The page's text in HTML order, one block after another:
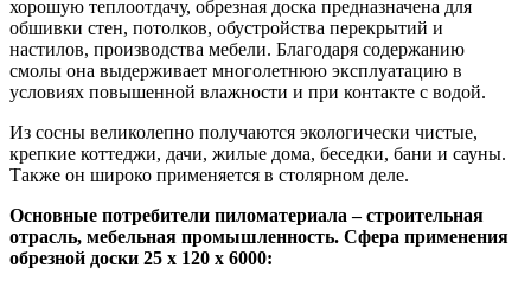
хорошую теплоотдачу, обрезная доска предназначена для
обшивки стен, потолков, обустройства перекрытий и
настилов, производства мебели. Благодаря содержанию
смолы она выдерживает многолетнюю эксплуатацию в
условиях повышенной влажности и при контакте с водой.
Из сосны великолепно получаются экологически чистые,
крепкие коттеджи, дачи, жилые дома, беседки, бани и сауны.
Также он широко применяется в столярном деле.
Основные потребители пиломатериала – строительная
отрасль, мебельная промышленность. Сфера применения
обрезной доски 25 х 120 х 6000: